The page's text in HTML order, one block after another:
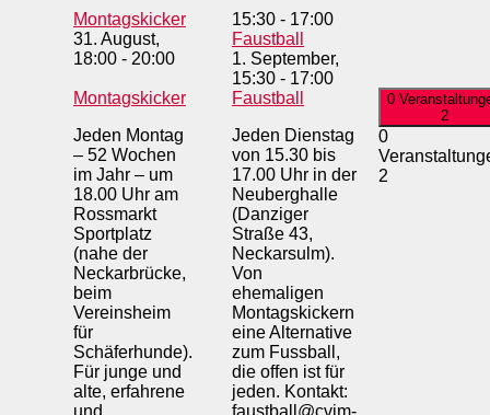
Montagskicker
31. August,
18:00 - 20:00
Montagskicker
Jeden Montag
– 52 Wochen
im Jahr – um
18.00 Uhr am
Rossmarkt
Sportplatz
(nahe der
Neckarbrücke,
beim
Vereinsheim
für
Schäferhunde).
Für junge und
alte, erfahrene
und
15:30 - 17:00
Faustball
1. September,
15:30 - 17:00
Faustball
Jeden Dienstag
von 15.30 bis
17.00 Uhr in der
Neuberghalle
(Danziger
Straße 43,
Neckarsulm).
Von
ehemaligen
Montagskickern
eine Alternative
zum Fussball,
die offen ist für
jeden. Kontakt:
faustball@cvjm-
0
2
0
2